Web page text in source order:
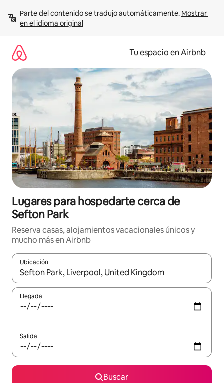
contenido
Parte del contenido se tradujo automáticamente. Mostrar
en el idioma original
Tu espacio en Airbnb
Lugares para hospedarte cerca de
Sefton Park
Reserva casas, alojamientos vacacionales únicos y
mucho más en Airbnb
Ubicación
Cuando los resultados estén disponibles, podrás navegar
Llegada
Salida
Buscar